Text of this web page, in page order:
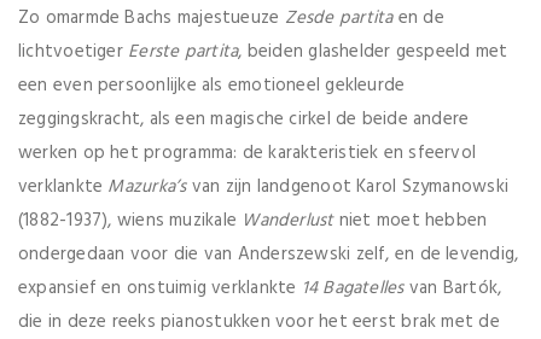
Zo omarmde Bachs majestueuze Zesde partitaen de
lichtvoetiger Eerste partita, beiden glashelder gespeeld met
een even persoonlijke als emotioneel gekleurde
zeggingskracht, als een magische cirkel de beide andere
werken op het programma: de karakteristiek en sfeervol
verklankte Mazurka’svan zijn landgenoot Karol Szymanowski
(1882-1937), wiens muzikale Wanderlustniet moet hebben
ondergedaan voor die van Anderszewski zelf, en de levendig,
expansief en onstuimig verklankte 14 Bagatellesvan Bartók,
die in deze reeks pianostukken voor het eerst brak met de